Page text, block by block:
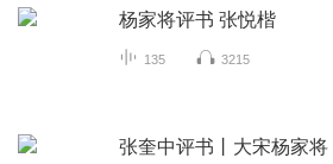
杨家将评书 张悦楷
135 3215
张奎中评书丨大宋杨家将